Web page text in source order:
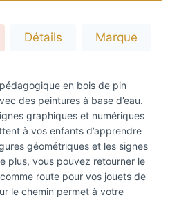
Détails Marque
en bois de pin
des peintures à base d’eau.
graphiques et numériques
à vos enfants d’apprendre
géométriques et les signes
plus, vous pouvez retourner le
route pour vos jouets de
le chemin permet à votre